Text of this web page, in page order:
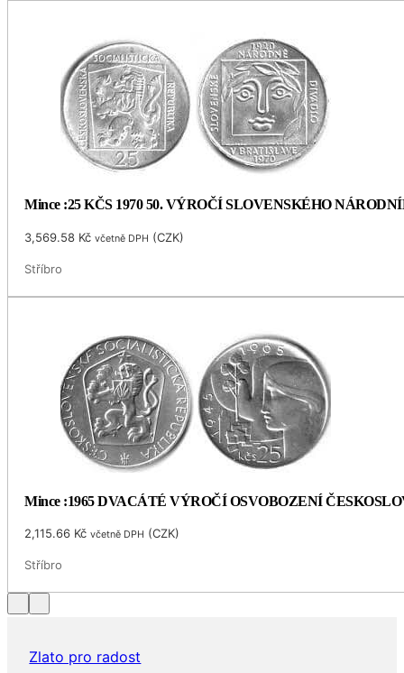
Mince :25 KČS 1970 50. VÝROČÍ SLOVENSKÉHO
3,569.58 Kč včetně DPH (CZK)
Stříbro
Mince :1965 DVACÁTÉ VÝROČÍ OSVOBOZENÍ
2,115.66 Kč včetně DPH (CZK)
Stříbro
Zlato pro radost